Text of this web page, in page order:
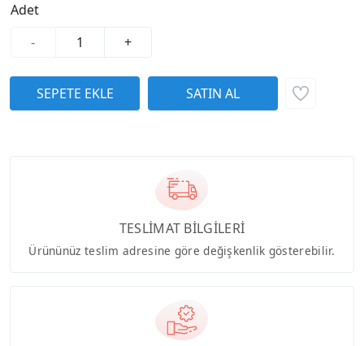
Adet
-
+
TESLİMAT BİLGİLERİ
Ürününüz teslim adresine göre değişkenlik gösterebilir.